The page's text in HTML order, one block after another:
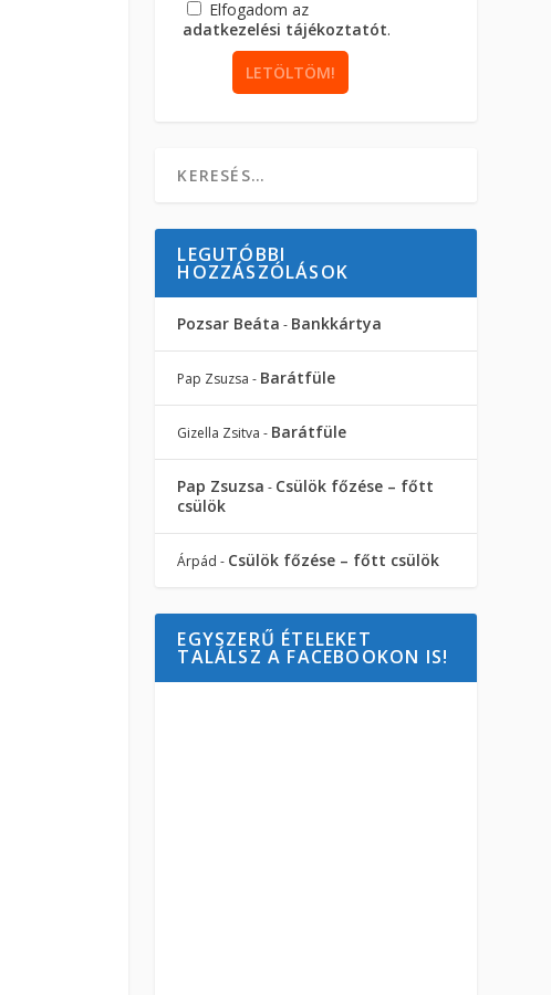
Elfogadom az
adatkezelési tájékoztatót.
LEGUTÓBBI
HOZZÁSZÓLÁSOK
Pozsar Beáta - Bankkártya
Pap Zsuzsa - Barátfüle
Gizella Zsitva - Barátfüle
Pap Zsuzsa - Csülök főzése – főtt
csülök
Árpád - Csülök főzése – főtt csülök
EGYSZERŰ ÉTELEKET
TALÁLSZ A FACEBOOKON IS!